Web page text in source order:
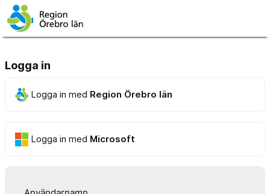
Logga in
Logga in med Region Örebro län
Logga in med Microsoft